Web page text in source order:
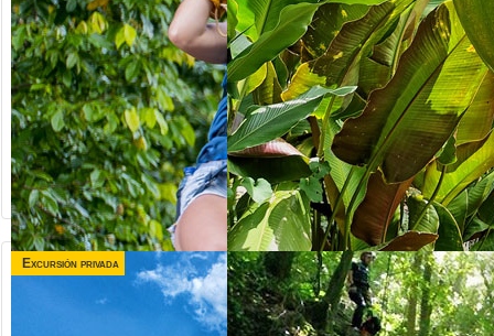
Excursión privada